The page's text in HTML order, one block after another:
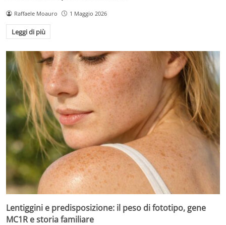
Raffaele Moauro 1 Maggio 2026
Leggi di più
Lentiggini e predisposizione: il peso di fototipo, gene
MC1R e storia familiare